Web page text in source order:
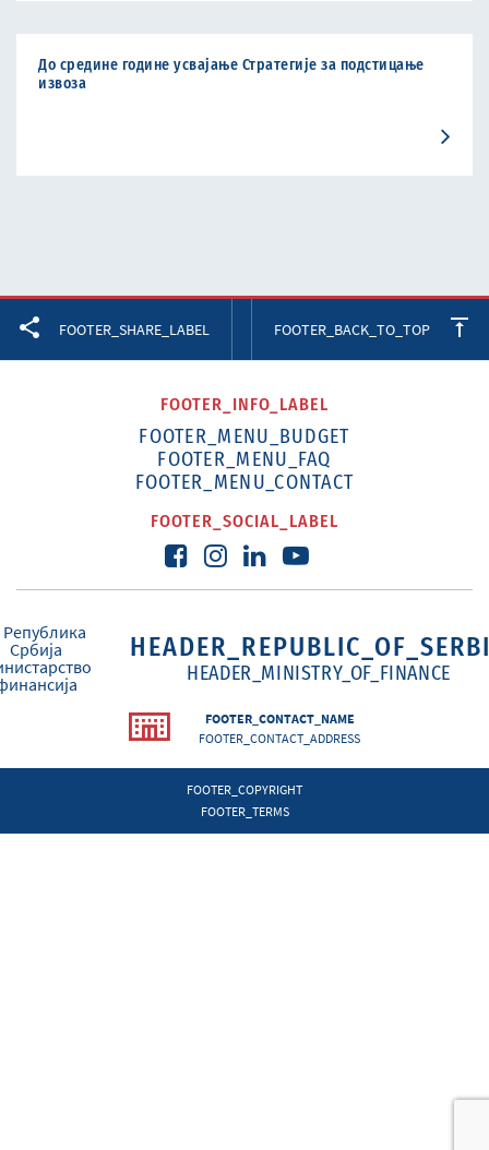
До средине године усвајање Стратегије за подстицање
извоза
FOOTER_SHARE_LABEL FOOTER_BACK_TO_TOP
FOOTER_INFO_LABEL
FOOTER_MENU_BUDGET
FOOTER_MENU_FAQ
FOOTER_MENU_CONTACT
FOOTER_SOCIAL_LABEL
HEADER_MINISTRY_OF_FINANCE
FOOTER_CONTACT_NAME
FOOTER_CONTACT_ADDRESS
FOOTER_COPYRIGHT
FOOTER_TERMS